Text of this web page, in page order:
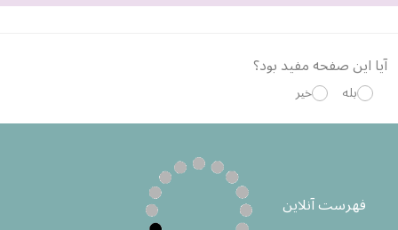
آیا این صفحه مفید بود؟
بله خیر
فهرست آنلاین